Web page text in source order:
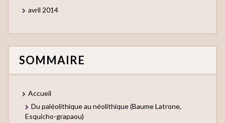
avril 2014
SOMMAIRE
Accueil
Du paléolithique au néolithique (Baume Latrone,
Esquicho-grapaou)